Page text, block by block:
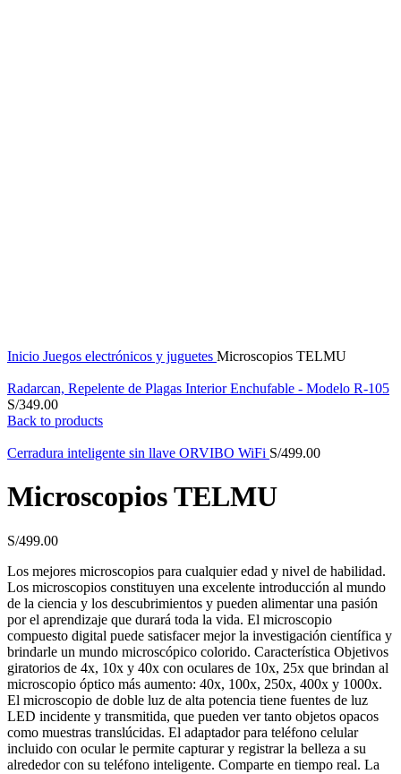
Inicio Juegos electrónicos y juguetes Microscopios TELMU
Radarcan, Repelente de Plagas Interior Enchufable - Modelo R-105
S/349.00
Back to products
Cerradura inteligente sin llave ORVIBO WiFi S/499.00
Microscopios TELMU
S/499.00
Los mejores microscopios para cualquier edad y nivel de habilidad.
Los microscopios constituyen una excelente introducción al mundo
de la ciencia y los descubrimientos y pueden alimentar una pasión
por el aprendizaje que durará toda la vida. El microscopio
compuesto digital puede satisfacer mejor la investigación científica y
brindarle un mundo microscópico colorido. Característica Objetivos
giratorios de 4x, 10x y 40x con oculares de 10x, 25x que brindan al
microscopio óptico más aumento: 40x, 100x, 250x, 400x y 1000x.
El microscopio de doble luz de alta potencia tiene fuentes de luz
LED incidente y transmitida, que pueden ver tanto objetos opacos
como muestras translúcidas. El adaptador para teléfono celular
incluido con ocular le permite capturar y registrar la belleza a su
alrededor con su teléfono inteligente. Comparte en tiempo real. La